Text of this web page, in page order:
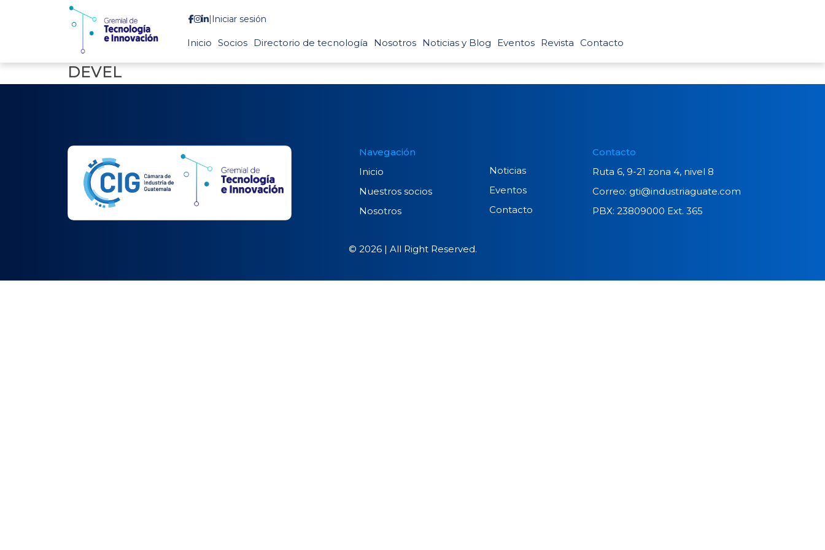
Iniciar sesión
Inicio Socios Directorio de tecnología Nosotros Noticias y Blog Eventos Revista Contacto
DEVEL
Navegación
Inicio
Nuestros socios
Nosotros
Noticias
Eventos
Contacto
Contacto
Ruta 6, 9-21 zona 4, nivel 8
Correo: gti@industriaguate.com
PBX: 23809000 Ext. 365
© 2026 | All Right Reserved.